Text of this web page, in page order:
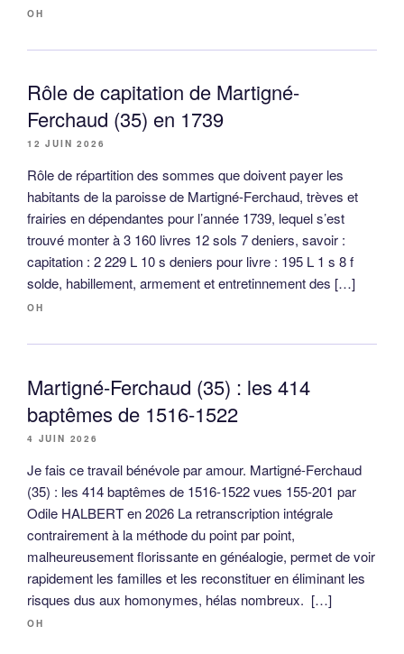
OH
Rôle de capitation de Martigné-
Ferchaud (35) en 1739
12 JUIN 2026
Rôle de répartition des sommes que doivent payer les
habitants de la paroisse de Martigné-Ferchaud, trèves et
frairies en dépendantes pour l’année 1739, lequel s’est
trouvé monter à 3 160 livres 12 sols 7 deniers, savoir :
capitation : 2 229 L 10 s deniers pour livre : 195 L 1 s 8 f
solde, habillement, armement et entretinnement des […]
OH
Martigné-Ferchaud (35) : les 414
baptêmes de 1516-1522
4 JUIN 2026
Je fais ce travail bénévole par amour. Martigné-Ferchaud
(35) : les 414 baptêmes de 1516-1522 vues 155-201 par
Odile HALBERT en 2026 La retranscription intégrale
contrairement à la méthode du point par point,
malheureusement florissante en généalogie, permet de voir
rapidement les familles et les reconstituer en éliminant les
risques dus aux homonymes, hélas nombreux. […]
OH